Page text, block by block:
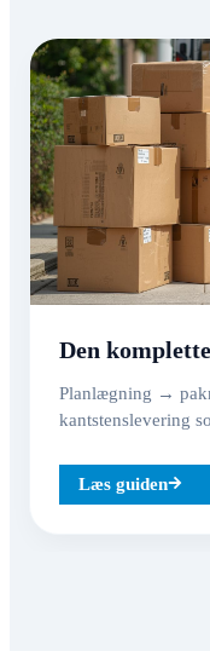
Den
Planlægning →
kantstenslevering
Læs guiden